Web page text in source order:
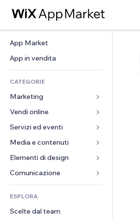
App Market
App in vendita
CATEGORIE
Marketing
Inserzioni
Mobile
Dati analitici
Inserzioni sito
Email
Vendi online
App per Stores
Spedizione e consegna
Tasti Vendi
Amministrazione
Buoni e programmi fedeltà
Servizi ed eventi
Hotel
Eventi
Ristoranti
Immobiliare
Prenotazioni
Media e contenuti
Galleria
Musica
Podcast
Fotografia
Video
Elementi di design
Mappe e navigazione
Privacy e sicurezza
Orologio
Template per pagine
Moduli
Sondaggi
ESPLORA
Scelte dal team